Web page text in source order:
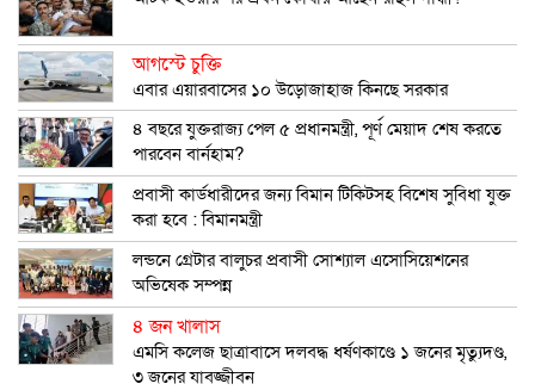
আগস্টে চুক্তি
এবার এয়ারবাসের ১০ উড়োজাহাজ কিনছে সরকার
৪ বছরে যুক্তরাজ্য পেল ৫ প্রধানমন্ত্রী, পূর্ণ মেয়াদ শেষ করতে
পারবেন বার্নহাম?
প্রবাসী কার্ডধারীদের জন্য বিমান টিকিটসহ বিশেষ সুবিধা যুক্ত
করা হবে : বিমানমন্ত্রী
লন্ডনে গ্রেটার বালুচর প্রবাসী সোশ্যাল এসোসিয়েশনের
অভিষেক সম্পন্ন
৪ জন খালাস
এমসি কলেজ ছাত্রাবাসে দলবদ্ধ ধর্ষণকাণ্ডে ১ জনের মৃত্যুদণ্ড,
৩ জনের যাবজ্জীবন